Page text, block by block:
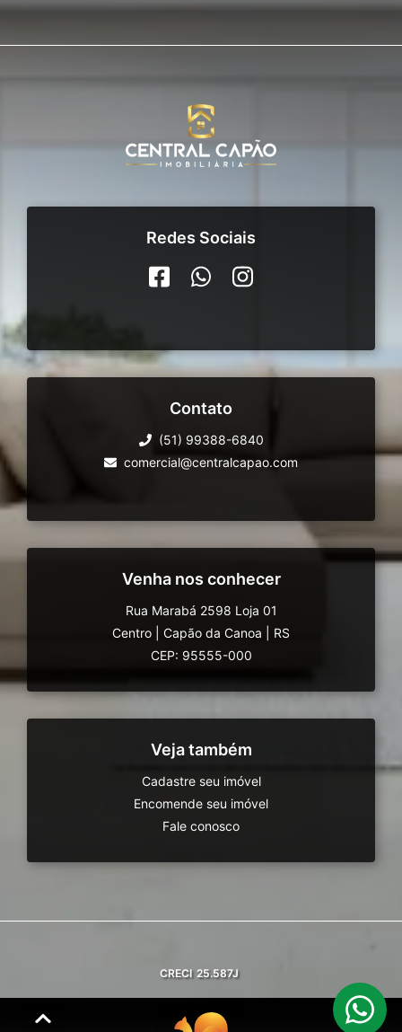
Redes Sociais
Contato
(51) 99388-6840
comercial@centralcapao.com
Venha nos conhecer
Rua Marabá 2598 Loja 01
Centro
Capão da Canoa
RS
CEP: 95555-000
Veja também
Cadastre seu imóvel
Encomende seu imóvel
Fale conosco
CRECI 25.587J